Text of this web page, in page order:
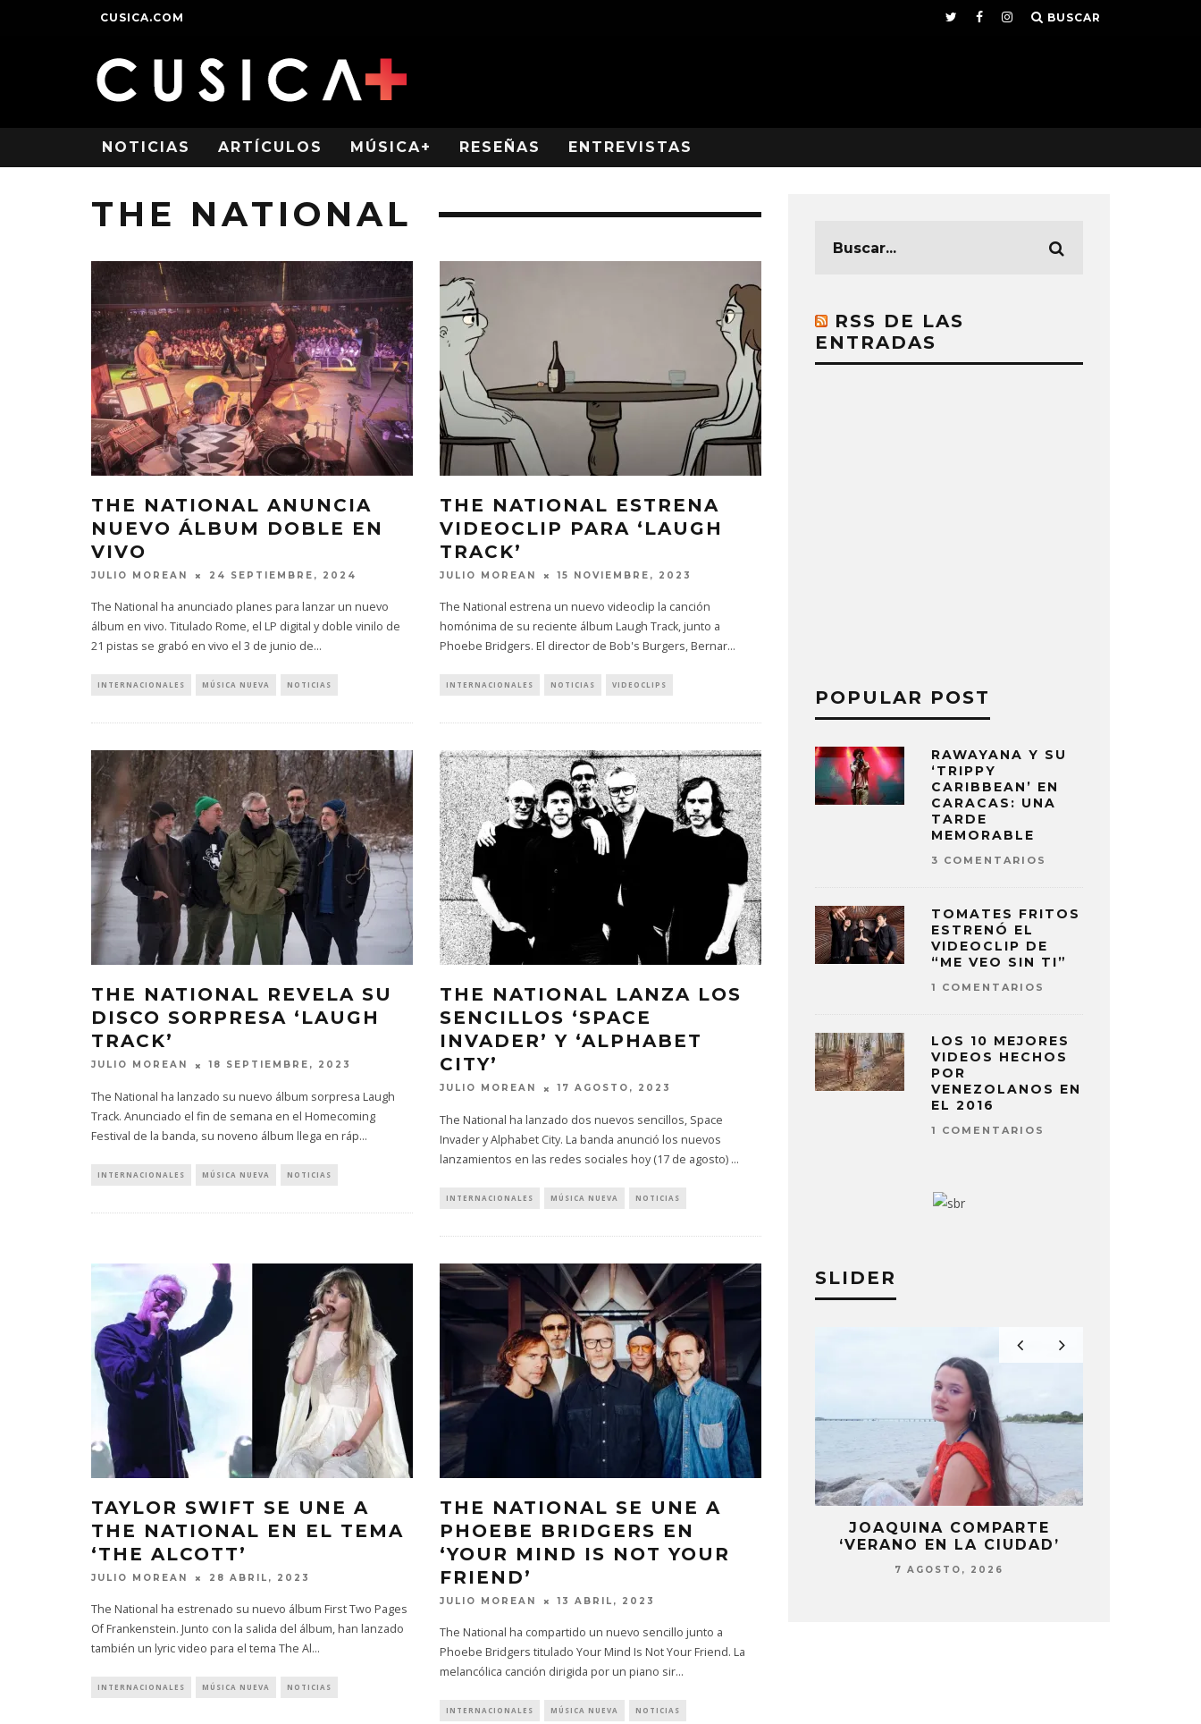
CUSICA.COM BUSCAR
NOTICIAS ARTÍCULOS MÚSICA+ RESEÑAS ENTREVISTAS
THE NATIONAL
THE NATIONAL ANUNCIA
NUEVO ÁLBUM DOBLE EN
VIVO
JULIO MOREAN 24 SEPTIEMBRE, 2024
The National ha anunciado planes para lanzar un nuevo
álbum en vivo. Titulado Rome, el LP digital y doble vinilo de
21 pistas se grabó en vivo el 3 de junio de...
INTERNACIONALES MÚSICA NUEVA NOTICIAS
THE NATIONAL ESTRENA
VIDEOCLIP PARA ‘LAUGH
TRACK’
JULIO MOREAN 15 NOVIEMBRE, 2023
The National estrena un nuevo videoclip la canción
homónima de su reciente álbum Laugh Track, junto a
Phoebe Bridgers. El director de Bob's Burgers, Bernar...
INTERNACIONALES NOTICIAS VIDEOCLIPS
THE NATIONAL REVELA SU
DISCO SORPRESA ‘LAUGH
TRACK’
JULIO MOREAN 18 SEPTIEMBRE, 2023
The National ha lanzado su nuevo álbum sorpresa Laugh
Track. Anunciado el fin de semana en el Homecoming
Festival de la banda, su noveno álbum llega en ráp...
INTERNACIONALES MÚSICA NUEVA NOTICIAS
THE NATIONAL LANZA LOS
SENCILLOS ‘SPACE
INVADER’ Y ‘ALPHABET
CITY’
JULIO MOREAN 17 AGOSTO, 2023
The National ha lanzado dos nuevos sencillos, Space
Invader y Alphabet City. La banda anunció los nuevos
lanzamientos en las redes sociales hoy (17 de agosto) ...
INTERNACIONALES MÚSICA NUEVA NOTICIAS
TAYLOR SWIFT SE UNE A
THE NATIONAL EN EL TEMA
‘THE ALCOTT’
JULIO MOREAN 28 ABRIL, 2023
The National ha estrenado su nuevo álbum First Two Pages
Of Frankenstein. Junto con la salida del álbum, han lanzado
también un lyric video para el tema The Al...
INTERNACIONALES MÚSICA NUEVA NOTICIAS
THE NATIONAL SE UNE A
PHOEBE BRIDGERS EN
‘YOUR MIND IS NOT YOUR
FRIEND’
JULIO MOREAN 13 ABRIL, 2023
The National ha compartido un nuevo sencillo junto a
Phoebe Bridgers titulado Your Mind Is Not Your Friend. La
melancólica canción dirigida por un piano sir...
INTERNACIONALES MÚSICA NUEVA NOTICIAS
RSS DE LAS
ENTRADAS
POPULAR POST
RAWAYANA Y SU
‘TRIPPY
CARIBBEAN’ EN
CARACAS: UNA
TARDE
MEMORABLE
3 COMENTARIOS
TOMATES FRITOS
ESTRENÓ EL
VIDEOCLIP DE
“ME VEO SIN TI”
1 COMENTARIOS
LOS 10 MEJORES
VIDEOS HECHOS
POR
VENEZOLANOS EN
EL 2016
1 COMENTARIOS
SLIDER
MALA GESTIÓN PUBLICA EL
DISCO ‘HACEMOS LO QUE
PODEMOS’
JOAQUINA COMPARTE
‘VERANO EN LA CIUDAD’
7 AGOSTO, 2026